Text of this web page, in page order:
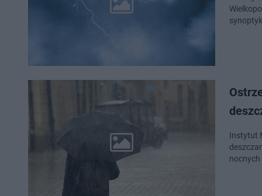
synoptyk
Instytut
nocnych